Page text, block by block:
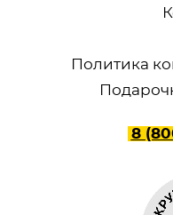
Политика
8